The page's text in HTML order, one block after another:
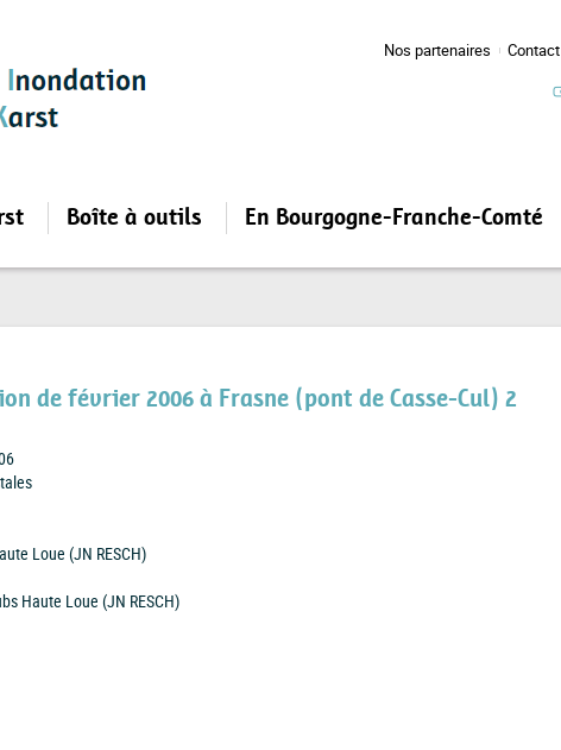
Nos partenaires Contact
Boîte à outils En Bourgogne-Franche-Comté
de février 2006 à Frasne (pont de Casse-Cul) 2
Loue (JN RESCH)
Haute Loue (JN RESCH)